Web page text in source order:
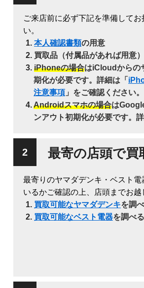
ご来店前に必ず下記を準備してお
い。
本人確認書類の用意
買取品（付属品があれば用意）
iPhoneの場合はiCloudからの
期化が必要です。詳細は「
注意事項 」をご確認ください。
Androidスマホの場合は
ンアウト初期化が必要です。詳
最寄の店頭で買
最寄りのヤマダデンキ・ベスト電
いるかご確認の上、店頭までお越
買取可能なヤマダデンキを調
買取可能なベスト電器を調べる